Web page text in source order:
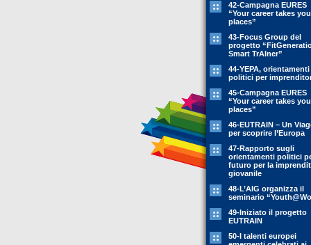
42-Campagna EURES
“Your career takes you
places”
43-Focus Group del
progetto
Smart TrAIner”
44-YEPA, orientamenti
politici per
45-Campagna EURES
“Your career takes you
places”
46-EUTRAIN – Un
per scoprire l’Europa
47-Rapporto sugli
orientamenti politici
futuro per la
giovanile
48-L’AIG organizza il
seminario
49-Iniziato il progetto
EUTRAIN
50-I talenti europei